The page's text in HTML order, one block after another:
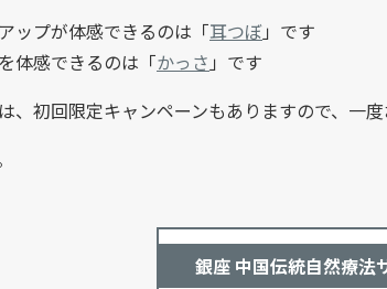
ップが体感できるのは「耳つぼ」です
体感できるのは「かっさ 」です
、初回限定キャンペーンもありますので、一
銀座 中国伝統自然療法